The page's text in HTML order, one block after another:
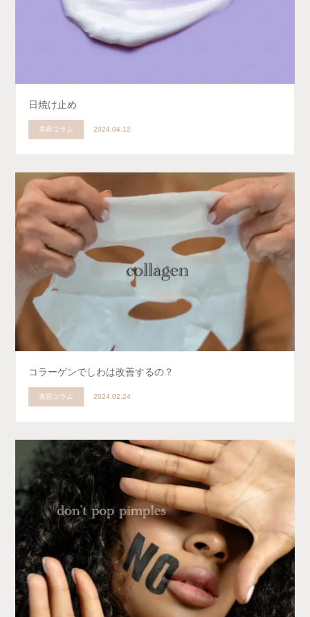
日焼け止め
美容コラム 2024.04.12
コラーゲンでしわは改善するの？
美容コラム 2024.02.24